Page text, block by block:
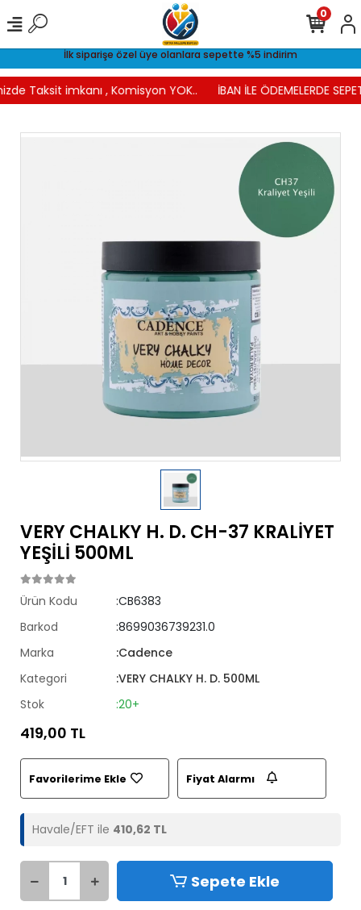
İlk siparişe özel üye olanlara sepette %5 indirim
Taksit imkanı , Komisyon YOK.. İBAN İLE ÖDEMELERDE
0
VERY CHALKY H. D. CH-37 KRALİYET
YEŞİLİ 500ML
Ürün Kodu
:CB6383
Barkod
:8699036739231.0
Marka
:Cadence
Kategori
:VERY CHALKY H. D. 500ML
Stok
:20+
419,00 TL
Favorilerime Ekle Fiyat Alarmı
Havale/EFT ile 410,62 TL
Sepete Ekle